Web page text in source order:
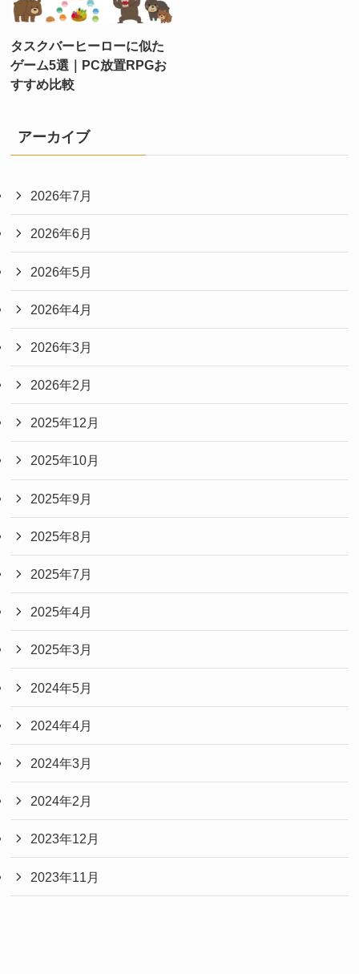
タスクバーヒーローに似た
ゲーム5選｜PC放置RPGお
すすめ比較
アーカイブ
2026年7月
2026年6月
2026年5月
2026年4月
2026年3月
2026年2月
2025年12月
2025年10月
2025年9月
2025年8月
2025年7月
2025年4月
2025年3月
2024年5月
2024年4月
2024年3月
2024年2月
2023年12月
2023年11月